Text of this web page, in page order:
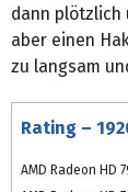
dann plötzlich
aber einen
zu langsam
Rating –
AMD Radeon HD